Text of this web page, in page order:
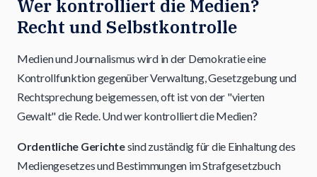
Wer kontrolliert die Medien?
Recht und Selbstkontrolle
Medien und Journalismus wird in der Demokratie eine
Kontrollfunktion gegenüber Verwaltung, Gesetzgebung und
Rechtsprechung beigemessen, oft ist von der "vierten
Gewalt" die Rede. Und wer kontrolliert die Medien?
Ordentliche Gerichtesind zuständig für die Einhaltung des
Mediengesetzes und Bestimmungen im Strafgesetzbuch